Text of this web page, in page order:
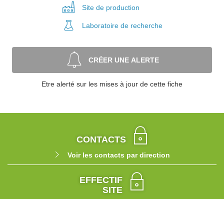
Site de production
Laboratoire de recherche
CRÉER UNE ALERTE
Etre alerté sur les mises à jour de cette fiche
CONTACTS
Voir les contacts par direction
EFFECTIF
SITE